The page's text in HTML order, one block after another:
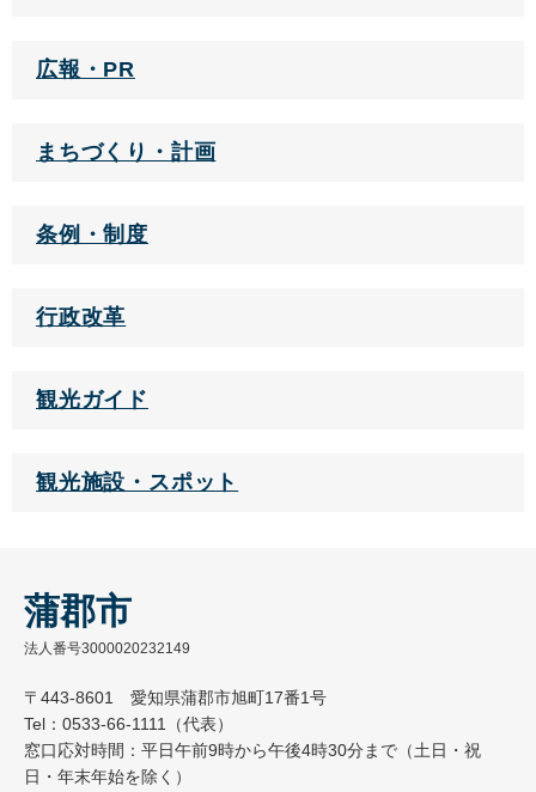
広報・PR
まちづくり・計画
条例・制度
行政改革
観光ガイド
観光施設・スポット
蒲郡市
法人番号3000020232149
〒443-8601 愛知県蒲郡市旭町17番1号
Tel：0533-66-1111（代表）
窓口応対時間：平日午前9時から午後4時30分まで（土日・祝
日・年末年始を除く）